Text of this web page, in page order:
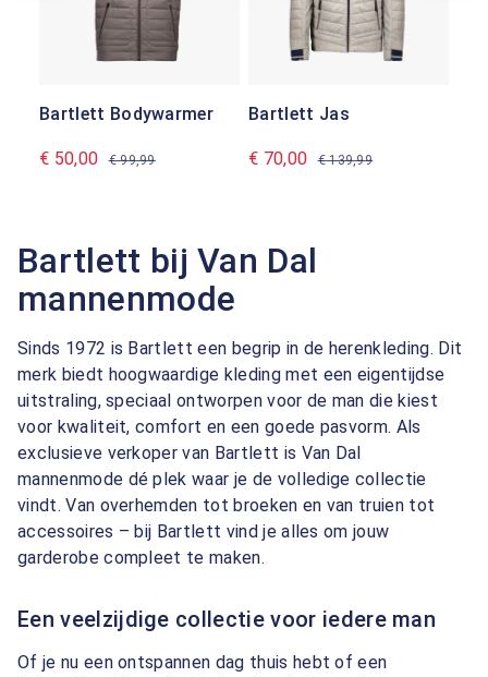
Bartlett Bodywarmer
€ 50,00 € 99,99
Bartlett Jas
€ 70,00 € 139,99
Bartlett bij Van Dal
mannenmode
Sinds 1972 is Bartlett een begrip in de herenkleding. Dit
merk biedt hoogwaardige kleding met een eigentijdse
uitstraling, speciaal ontworpen voor de man die kiest
voor kwaliteit, comfort en een goede pasvorm. Als
exclusieve verkoper van Bartlett is Van Dal
mannenmode dé plek waar je de volledige collectie
vindt. Van overhemden tot broeken en van truien tot
accessoires – bij Bartlett vind je alles om jouw
garderobe compleet te maken.
Een veelzijdige collectie voor iedere man
Of je nu een ontspannen dag thuis hebt of een